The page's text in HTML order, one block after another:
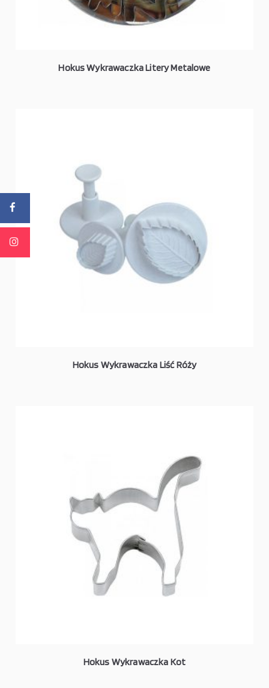
Hokus Wykrawaczka Litery Metalowe
Hokus Wykrawaczka Liść Róży
Hokus Wykrawaczka Kot